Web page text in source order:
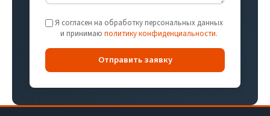
Я согласен на обработку персональных данных
и принимаю политику конфиденциальности.
Отправить заявку